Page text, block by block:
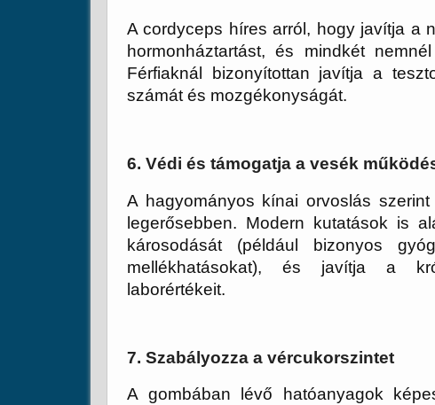
A cordyceps híres arról, hogy javítja a
hormonháztartást, és mindkét
Férfiaknál bizonyítottan javítja a
számát és mozgékonyságát.
6. Védi és támogatja a vesék
A hagyományos kínai orvoslás
legerősebben. Modern kutatások is
károsodását (például bizonyos
mellékhatásokat), és javítja a
laborértékeit.
7. Szabályozza a vércukorszintet
A gombában lévő hatóanyagok